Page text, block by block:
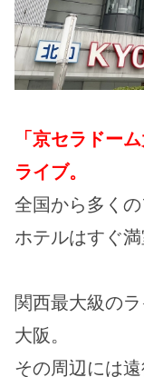
「京セラドーム
ライブ。
全国から多く
ホテルはすぐ
関西最大級の
大阪。
その周辺には